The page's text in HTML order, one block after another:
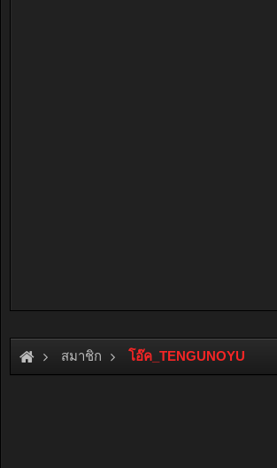
สมาชิก โอ๊ค_TENGUNOYU